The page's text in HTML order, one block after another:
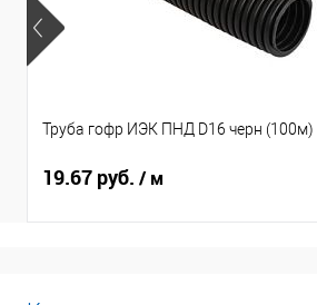
Труба гофр ИЭК ПНД D16 черн (100м)
19.67 руб. / м